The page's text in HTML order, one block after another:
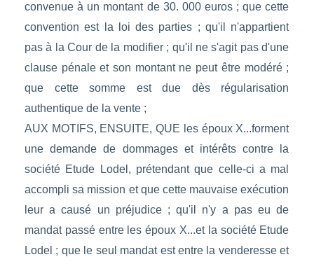
convenue à un montant de 30. 000 euros ; que cette
convention est la loi des parties ; qu'il n'appartient
pas à la Cour de la modifier ; qu'il ne s'agit pas d'une
clause pénale et son montant ne peut être modéré ;
que cette somme est due dès régularisation
authentique de la vente ;
AUX MOTIFS, ENSUITE, QUE les époux X...forment
une demande de dommages et intérêts contre la
société Etude Lodel, prétendant que celle-ci a mal
accompli sa mission et que cette mauvaise exécution
leur a causé un préjudice ; qu'il n'y a pas eu de
mandat passé entre les époux X...et la société Etude
Lodel ; que le seul mandat est entre la venderesse et